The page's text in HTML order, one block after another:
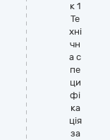
к 1
Те
хні
чн
а с
пе
ци
фі
ка
ція
за